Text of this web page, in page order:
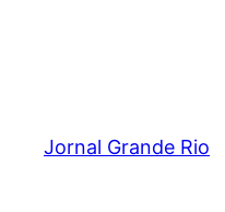
Jornal Grande Rio